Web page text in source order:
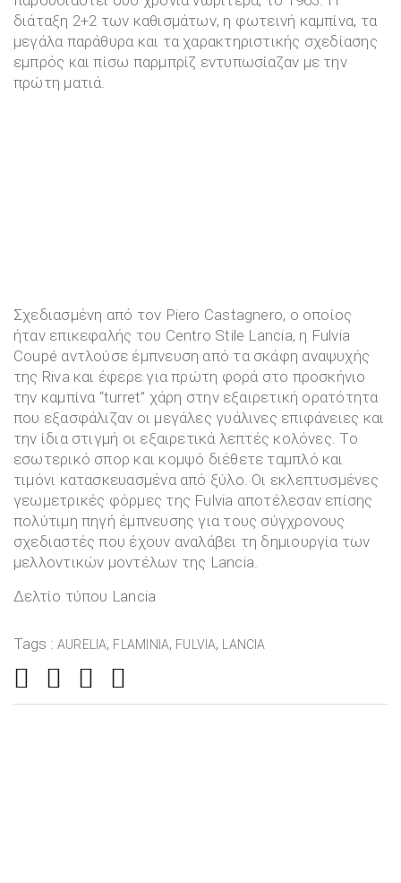
διάταξη 2+2 των καθισμάτων, η φωτεινή καμπίνα, τα
μεγάλα παράθυρα και τα χαρακτηριστικής σχεδίασης
εμπρός και πίσω παρμπρίζ εντυπωσίαζαν με την
πρώτη ματιά.
Σχεδιασμένη από τον Piero Castagnero, ο οποίος
ήταν επικεφαλής του Centro Stile Lancia, η Fulvia
Coupé αντλούσε έμπνευση από τα σκάφη αναψυχής
της Riva και έφερε για πρώτη φορά στο προσκήνιο
την καμπίνα “turret” χάρη στην εξαιρετική ορατότητα
που εξασφάλιζαν οι μεγάλες γυάλινες επιφάνειες και
την ίδια στιγμή οι εξαιρετικά λεπτές κολόνες. Το
εσωτερικό σπορ και κομψό διέθετε ταμπλό και
τιμόνι κατασκευασμένα από ξύλο. Οι εκλεπτυσμένες
γεωμετρικές φόρμες της Fulvia αποτέλεσαν επίσης
πολύτιμη πηγή έμπνευσης για τους σύγχρονους
σχεδιαστές που έχουν αναλάβει τη δημιουργία των
μελλοντικών μοντέλων της Lancia.
Δελτίο τύπου Lancia
Tags : AURELIA, FLAMINIA, FULVIA, LANCIA